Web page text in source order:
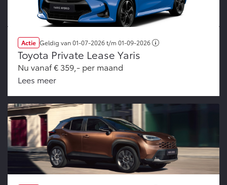
Actie Geldig van01-07-2026t/m 01-09-2026
Toyota Private Lease Yaris
Nu vanaf € 359,- per maand
Lees meer